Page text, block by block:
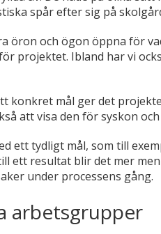
spår efter sig på
öron och ögon öppna för
projektet. Ibland har vi
konkret mål ger det
att visa den för syskon
ett tydligt mål, som till
ett resultat blir det mer
under processens gång.
arbetsgrupper